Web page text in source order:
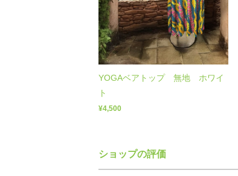
YOGAベアトップ 無地 ホワイ
ト
¥4,500
ショップの評価